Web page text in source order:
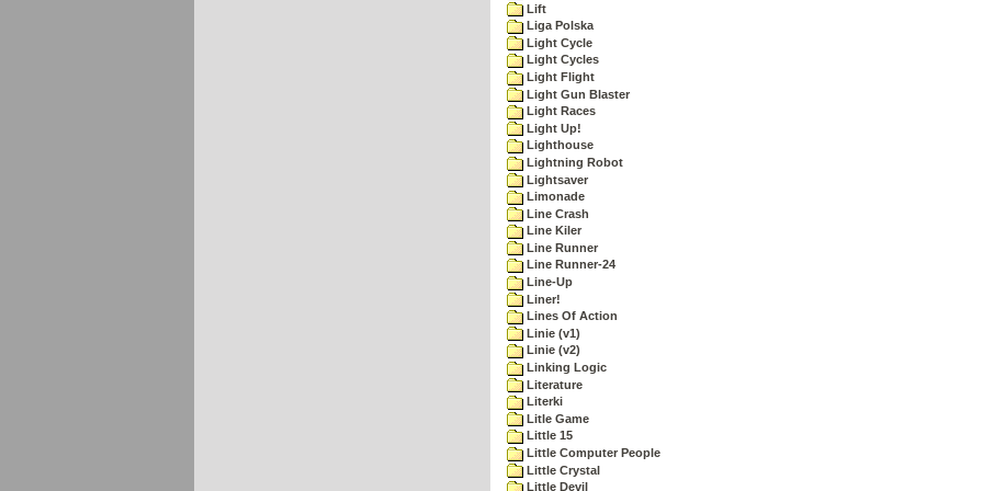
Lift
Liga Polska
Light Cycle
Light Cycles
Light Flight
Light Gun Blaster
Light Races
Light Up!
Lighthouse
Lightning Robot
Lightsaver
Limonade
Line Crash
Line Kiler
Line Runner
Line Runner-24
Line-Up
Liner!
Lines Of Action
Linie (v1)
Linie (v2)
Linking Logic
Literature
Literki
Litle Game
Little 15
Little Computer People
Little Crystal
Little Devil